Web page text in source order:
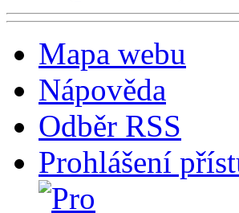
Mapa webu
Nápověda
Odběr RSS
Prohlášení